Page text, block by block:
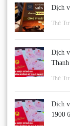
Dịch
Thứ Tư
Dịch
Thứ Tư
Dịch
1900